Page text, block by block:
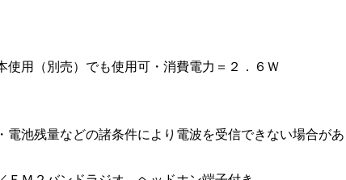
用（別売）でも使用可・消費電力＝２．６Ｗ
池残量などの諸条件により電波を受信できない場合があ